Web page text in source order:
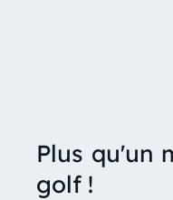
Plus qu'un
golf !